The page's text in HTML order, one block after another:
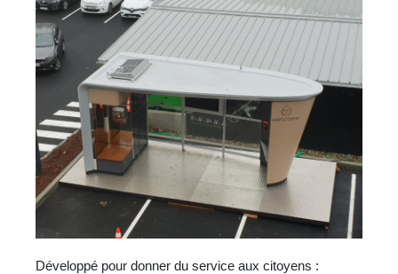
Développé pour donner du service aux citoyens :